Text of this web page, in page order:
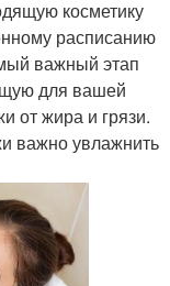
косметику
расписанию
важный этап
для вашей
от жира и грязи.
важно увлажнить